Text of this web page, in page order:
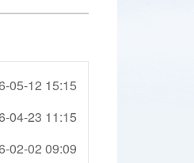
05-12 15:15
04-23 11:15
02-02 09:09